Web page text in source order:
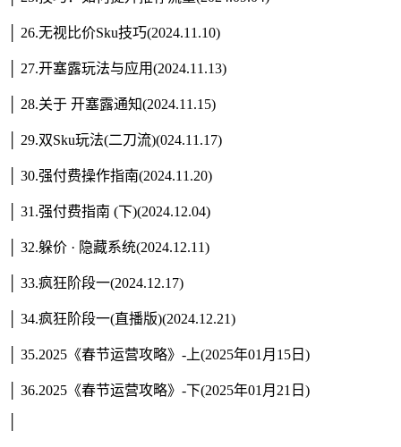
│ 26.无视比价Sku技巧(2024.11.10)
│ 27.开塞露玩法与应用(2024.11.13)
│ 28.关于 开塞露通知(2024.11.15)
│ 29.双Sku玩法(二刀流)(024.11.17)
│ 30.强付费操作指南(2024.11.20)
│ 31.强付费指南 (下)(2024.12.04)
│ 32.躲价 · 隐藏系统(2024.12.11)
│ 33.疯狂阶段一(2024.12.17)
│ 34.疯狂阶段一(直播版)(2024.12.21)
│ 35.2025《春节运营攻略》-上(2025年01月15日)
│ 36.2025《春节运营攻略》-下(2025年01月21日)